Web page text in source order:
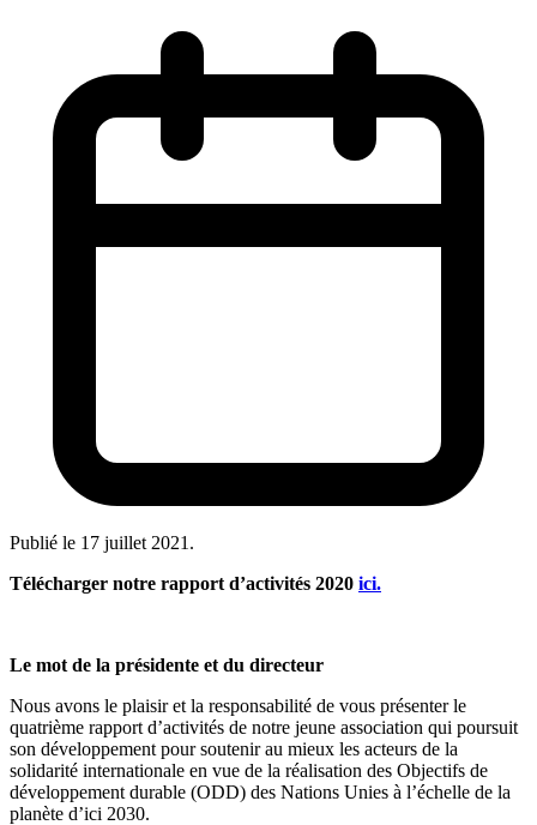
Publié le 17 juillet 2021 .
Télécharger notre rapport d’activités 2020 ici.
Le mot de la présidente et du directeur
Nous avons le plaisir et la responsabilité de vous présenter le
quatrième rapport d’activités de notre jeune association qui poursuit
son développement pour soutenir au mieux les acteurs de la
solidarité internationale en vue de la réalisation des Objectifs de
développement durable (ODD) des Nations Unies à l’échelle de la
planète d’ici 2030.